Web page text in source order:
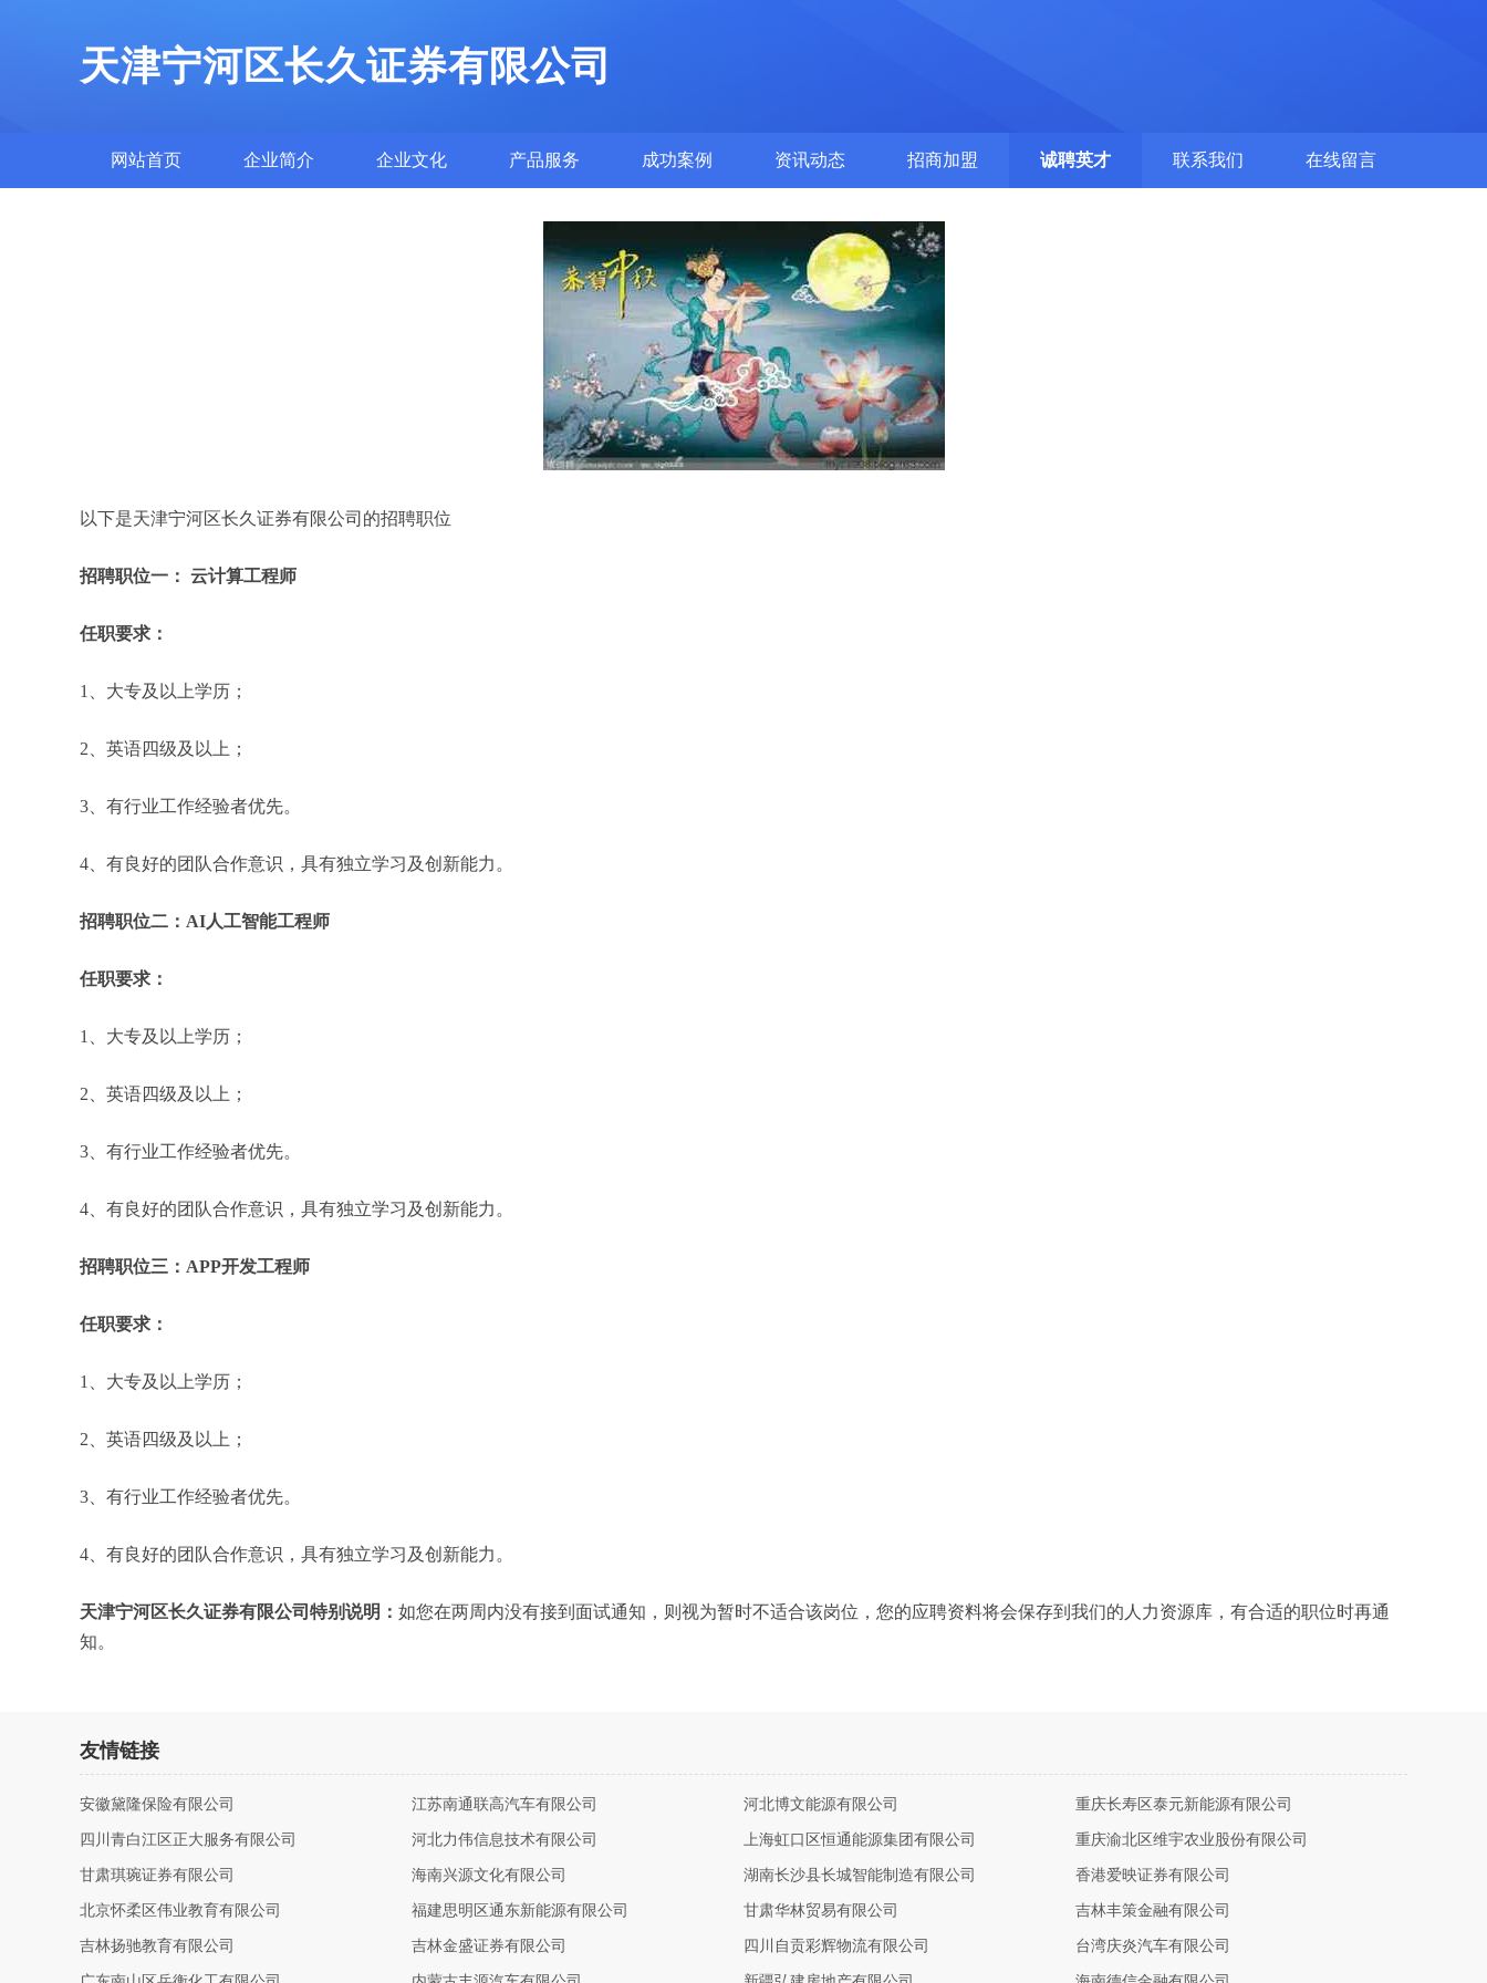
天津宁河区长久证券有限公司
网站首页 企业简介 企业文化 产品服务 成功案例 资讯动态 招商加盟 诚聘英才 联系我们 在线留言
以下是天津宁河区长久证券有限公司的招聘职位
招聘职位一： 云计算工程师
任职要求：
1、大专及以上学历；
2、英语四级及以上；
3、有行业工作经验者优先。
4、有良好的团队合作意识，具有独立学习及创新能力。
招聘职位二：AI人工智能工程师
任职要求：
1、大专及以上学历；
2、英语四级及以上；
3、有行业工作经验者优先。
4、有良好的团队合作意识，具有独立学习及创新能力。
招聘职位三：APP开发工程师
任职要求：
1、大专及以上学历；
2、英语四级及以上；
3、有行业工作经验者优先。
4、有良好的团队合作意识，具有独立学习及创新能力。
天津宁河区长久证券有限公司特别说明： 如您在两周内没有接到面试通知，则视为暂时不适合该岗位，您的应聘资料将会保存到我们的人力资源库，有合适的职位时再通
知。
友情链接
安徽黛隆保险有限公司 江苏南通联高汽车有限公司 河北博文能源有限公司 重庆长寿区泰元新能源有限公司
四川青白江区正大服务有限公司 河北力伟信息技术有限公司 上海虹口区恒通能源集团有限公司 重庆渝北区维宇农业股份有限公司
甘肃琪琬证券有限公司 海南兴源文化有限公司 湖南长沙县长城智能制造有限公司 香港爱映证券有限公司
北京怀柔区伟业教育有限公司 福建思明区通东新能源有限公司 甘肃华林贸易有限公司 吉林丰策金融有限公司
吉林扬驰教育有限公司 吉林金盛证券有限公司 四川自贡彩辉物流有限公司 台湾庆炎汽车有限公司